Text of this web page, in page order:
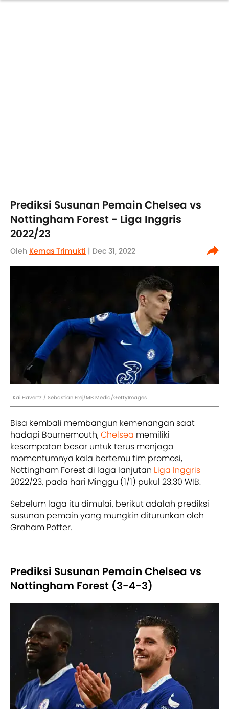
Prediksi Susunan Pemain Chelsea vs
Nottingham Forest - Liga Inggris
2022/23
Oleh Kemas Trimukti | Dec 31, 2022
Kai Havertz / Sebastian Frej/MB Media/GettyImages
Bisa kembali membangun kemenangan saat
hadapi Bournemouth,Chelsea memiliki
kesempatan besar untuk terus menjaga
momentumnya kala bertemu tim promosi,
Nottingham Forest di laga lanjutan Liga Inggris
2022/23, pada hari Minggu (1/1) pukul 23:30 WIB.
Sebelum laga itu dimulai, berikut adalah prediksi
susunan pemain yang mungkin diturunkan oleh
Graham Potter.
Prediksi Susunan Pemain Chelsea vs
Nottingham Forest (3-4-3)